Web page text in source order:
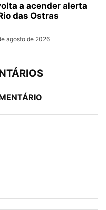
a acender alerta
das Ostras
agosto de 2026